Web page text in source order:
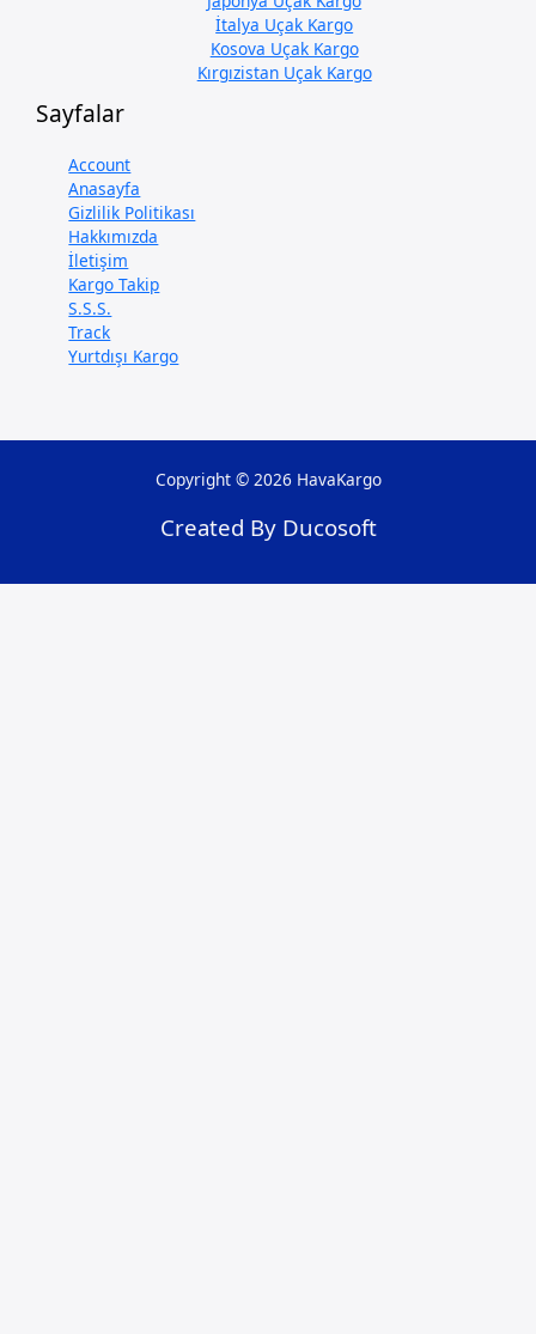
İtalya Uçak Kargo
Kosova Uçak Kargo
Kırgızistan Uçak Kargo
Sayfalar
Account
Anasayfa
Gizlilik Politikası
Hakkımızda
İletişim
Kargo Takip
S.S.S.
Track
Yurtdışı Kargo
Copyright © 2026 HavaKargo
Created By Ducosoft